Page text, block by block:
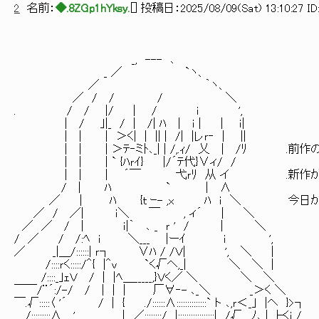
2 名前： ◆.8ZGp1hYksy. ] 投稿日： 2025/08/09(Sat) 13:10:27
_, --- ､
_ ／ `ヽ、
／ ｀ヽ、
／ / / / ＼
. / / |/ | / ｉ ',
| / ｣|_ / | /| ﾊ | ｉ | | ｉ|
| | | ＞く| | || | /| |レｒ‐ | ||
| | | ＞ﾃ‐ミﾄ､_| | /,.ｨ/ 乂 | /ﾘ .前作の投下から
| | | ` {ﾊｒｲ} |/´ﾃ代}∨ィ/ /
| | | ´￣ 弋ｒﾘ 从 イ .新作が出来
/ | ﾊ ` | ∧
／ | ﾊ {ｔ ｰ- ,x ﾊ ｉ ＼ 今日から新作
／ / ／| ｉ＼ ￣ , ィ´ | ＼
／ ／ / | ｉ|｀ ､ _ ｒ ' / | ＼
/ ／ / /:ﾍ ｉ ＼___ |ーｲ ｉ ',
／ _|＿/::::::| ｒ┐ ∨ﾊ / /Ｖ| ', ＼ |
/::::ｒく:::::/＾{ |＾ｖ `く√ヘ,_| ＼ ＼ |
/::::_｣ｪＶ / | |ﾍ＿_____,}Ｖく／ ＼ ＼ ＼
￣￣/¨´:/-/ / | | | 厂∀‐- ､_＼ _＞く ＼
￣.√:::::〈 '´ / | { ./::::::∧::::::::::::::` ト ､,ｒ＜_｣ |ヘ }>┐
/:::::::::∧ ' | ／::::::::/ |:::::::::::::::::| /√ _,ﾉ､ | ├くｉ /